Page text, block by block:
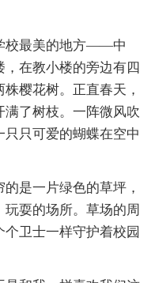
校最美的地方——中
在教小楼的旁边有四
樱花树。正直春天，
了树枝。一阵微风吹
只可爱的蝴蝶在空中
是一片绿色的草坪，
耍的场所。草场的周
卫士一样守护着校园